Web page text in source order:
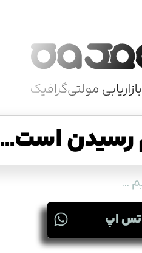
رسیدن است...
...
اپ